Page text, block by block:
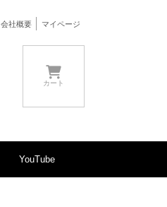
会社概要 マイページ
カート
YouTube